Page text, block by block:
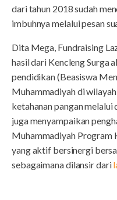
dari tahun 2018 sudah
imbuhnya melalui pesan
Dita Mega, Fundraising
hasil dari Kencleng Surga
pendidikan (Beasiswa
Muhammadiyah di
ketahanan pangan melalui
juga menyampaikan
Muhammadiyah Program
yang aktif bersinergi
sebagaimana dilansir dari